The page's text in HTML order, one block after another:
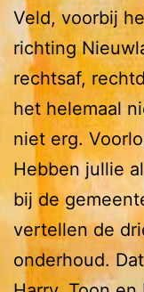
Veld, voorbij
richting
rechtsaf,
het helemaal
niet erg.
Hebben jullie
bij de
vertellen de
onderhoud.